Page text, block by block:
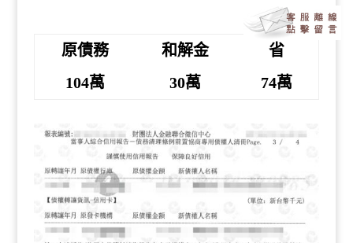
原債務 和解金
省
104萬
30萬 74萬